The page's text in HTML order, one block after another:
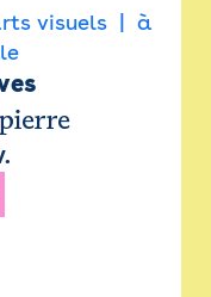
visuels
à